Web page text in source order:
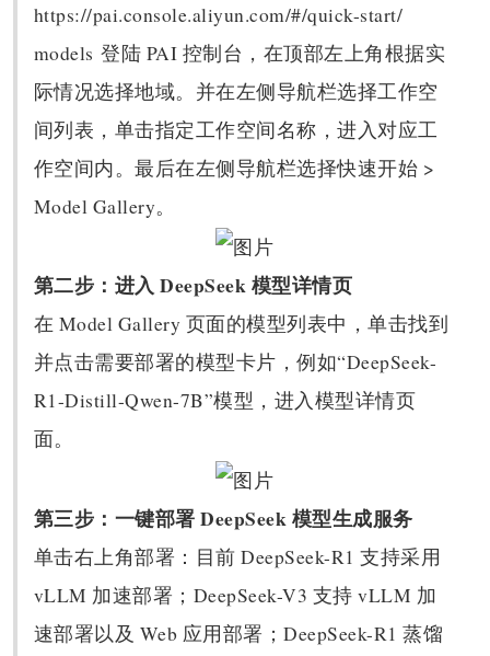
https://pai.console.aliyun.com/#/quick-start/
models 登陆 PAI 控制台，在顶部左上角根据实
际情况选择地域。并在左侧导航栏选择工作空
间列表，单击指定工作空间名称，进入对应工
作空间内。最后在左侧导航栏选择快速开始 >
Model Gallery。
第二步：进入 DeepSeek 模型详情页
在 Model Gallery 页面的模型列表中，单击找到
并点击需要部署的模型卡片，例如“DeepSeek-
R1-Distill-Qwen-7B”模型，进入模型详情页
面。
第三步：一键部署 DeepSeek 模型生成服务
单击右上角部署：目前 DeepSeek-R1 支持采用
vLLM 加速部署；DeepSeek-V3 支持 vLLM 加
速部署以及 Web 应用部署；DeepSeek-R1 蒸馏